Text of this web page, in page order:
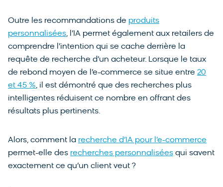
Outre les recommandations de produits
personnalisées, l’IA permet également aux retailers de
comprendre l’intention qui se cache derrière la
requête de recherche d’un acheteur. Lorsque le taux
de rebond moyen de l’e-commerce se situe entre 20
et 45 %, il est démontré que des recherches plus
intelligentes réduisent ce nombre en offrant des
résultats plus pertinents.
Alors, comment la recherche d’IA pour l’e-commerce
permet-elle des recherches personnalisées qui savent
exactement ce qu’un client veut ?